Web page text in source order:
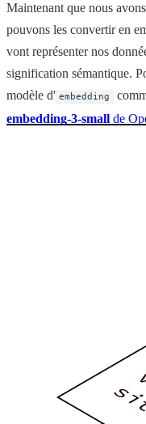
Maintenant que nous
pouvons les convertir en
vont représenter nos
signification sémantique.
modèle d' embedding
embedding-3-small de